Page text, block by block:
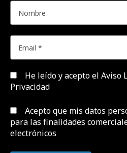
He leído y acepto el Aviso
Privacidad
Acepto que mis datos
para las finalidades
electrónicos